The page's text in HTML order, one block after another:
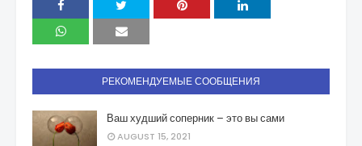
РЕКОМЕНДУЕМЫЕ СООБЩЕНИЯ
Ваш худший соперник – это вы сами
AUGUST 15, 2021